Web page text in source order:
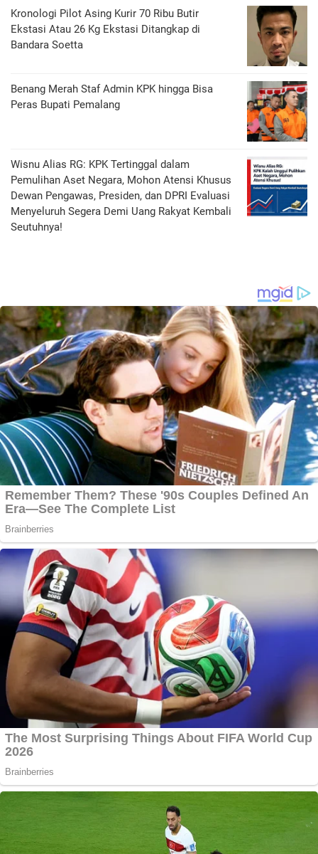
Kronologi Pilot Asing Kurir 70 Ribu Butir
Ekstasi Atau 26 Kg Ekstasi Ditangkap di
Bandara Soetta
Benang Merah Staf Admin KPK hingga Bisa
Peras Bupati Pemalang
Wisnu Alias RG: KPK Tertinggal dalam
Pemulihan Aset Negara, Mohon Atensi Khusus
Dewan Pengawas, Presiden, dan DPRI Evaluasi
Menyeluruh Segera Demi Uang Rakyat Kembali
Seutuhnya!